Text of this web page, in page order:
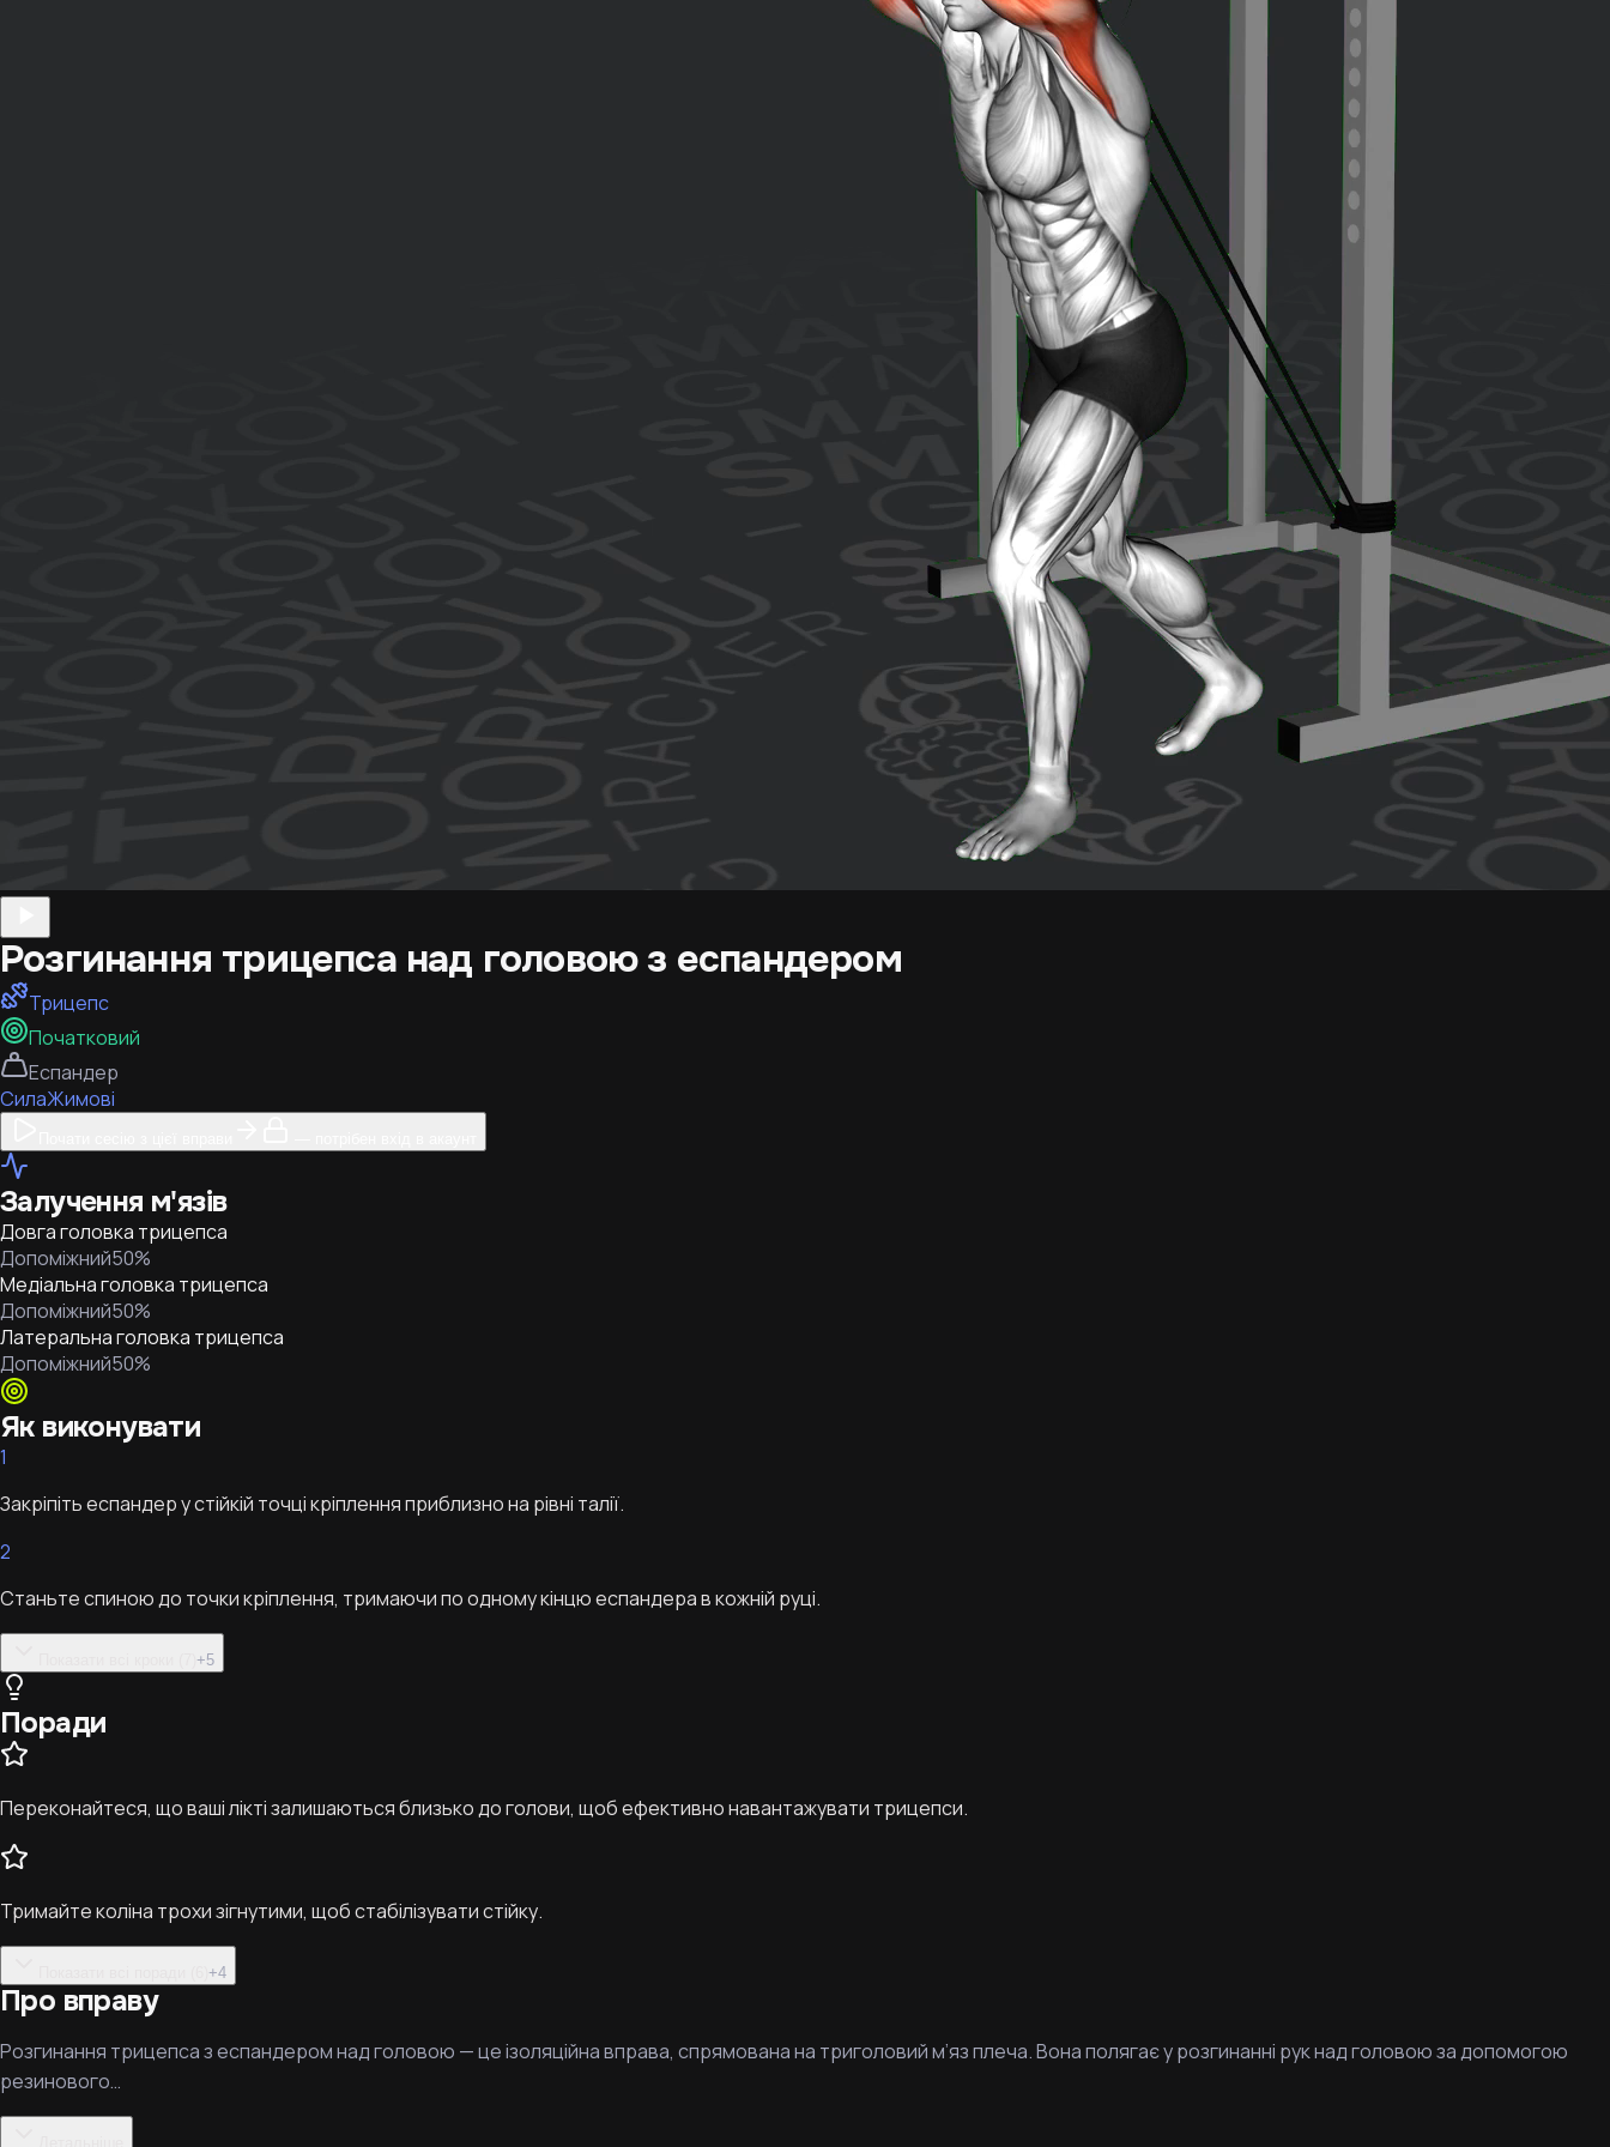
Розгинання трицепса над головою з еспандером
Трицепс
Початковий
Еспандер
СилаЖимові
Залучення м'язів
Довга головка трицепса
Допоміжний50%
Медіальна головка трицепса
Допоміжний50%
Латеральна головка трицепса
Допоміжний50%
Як виконувати
1
Закріпіть еспандер у стійкій точці кріплення приблизно на рівні талії.
2
Станьте спиною до точки кріплення, тримаючи по одному кінцю еспандера в кожній руці.
+5
Поради
Переконайтеся, що ваші лікті залишаються близько до голови, щоб ефективно навантажувати трицепси.
Тримайте коліна трохи зігнутими, щоб стабілізувати стійку.
+4
Про вправу
Розгинання трицепса з еспандером над головою — це ізоляційна вправа, спрямована на триголовий м’яз плеча. Вона полягає у розгинанні рук над головою за допомогою
резинового…